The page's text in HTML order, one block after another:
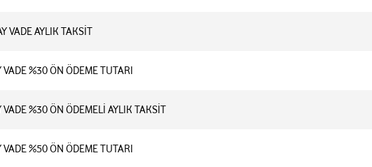
VADE AYLIK TAKSİT
VADE %30 ÖN ÖDEME TUTARI
VADE %30 ÖN ÖDEMELİ AYLIK TAKSİT
VADE %50 ÖN ÖDEME TUTARI